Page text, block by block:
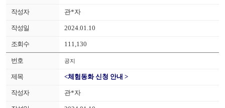
관*자
2024.01.10
111,130
공지
<체험동화 신청 안내 >
관*자